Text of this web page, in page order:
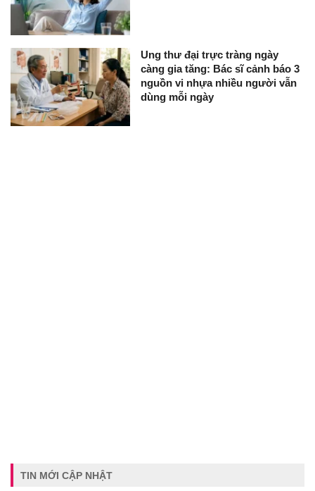
Ung thư đại trực tràng ngày
càng gia tăng: Bác sĩ cảnh báo 3
nguồn vi nhựa nhiều người vẫn
dùng mỗi ngày
TIN MỚI CẬP NHẬT